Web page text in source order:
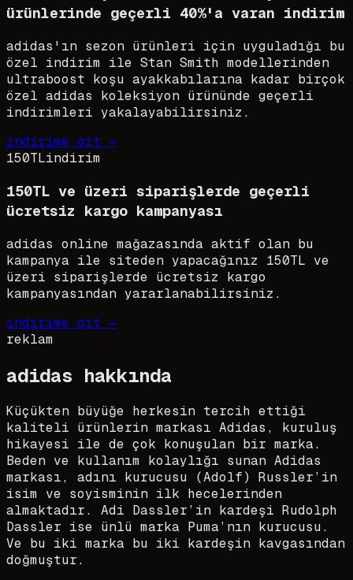
ürünlerinde geçerli 40%'a varan indirim
adidas'ın sezon ürünleri için uyguladığı bu
özel indirim ile Stan Smith modellerinden
ultraboost koşu ayakkabılarına kadar birçok
özel adidas koleksiyon ürününde geçerli
indirimleri yakalayabilirsiniz.
indirime git →
150TLindirim
150TL ve üzeri siparişlerde geçerli
ücretsiz kargo kampanyası
adidas online mağazasında aktif olan bu
kampanya ile siteden yapacağınız 150TL ve
üzeri siparişlerde ücretsiz kargo
kampanyasından yararlanabilirsiniz.
indirime git →
reklam
adidas hakkında
Küçükten büyüğe herkesin tercih ettiği
kaliteli ürünlerin markası Adidas, kuruluş
hikayesi ile de çok konuşulan bir marka.
Beden ve kullanım kolaylığı sunan Adidas
markası, adını kurucusu (Adolf) Russler’in
isim ve soyisminin ilk hecelerinden
almaktadır. Adi Dassler’in kardeşi Rudolph
Dassler ise ünlü marka Puma’nın kurucusu.
Ve bu iki marka bu iki kardeşin kavgasından
doğmuştur.